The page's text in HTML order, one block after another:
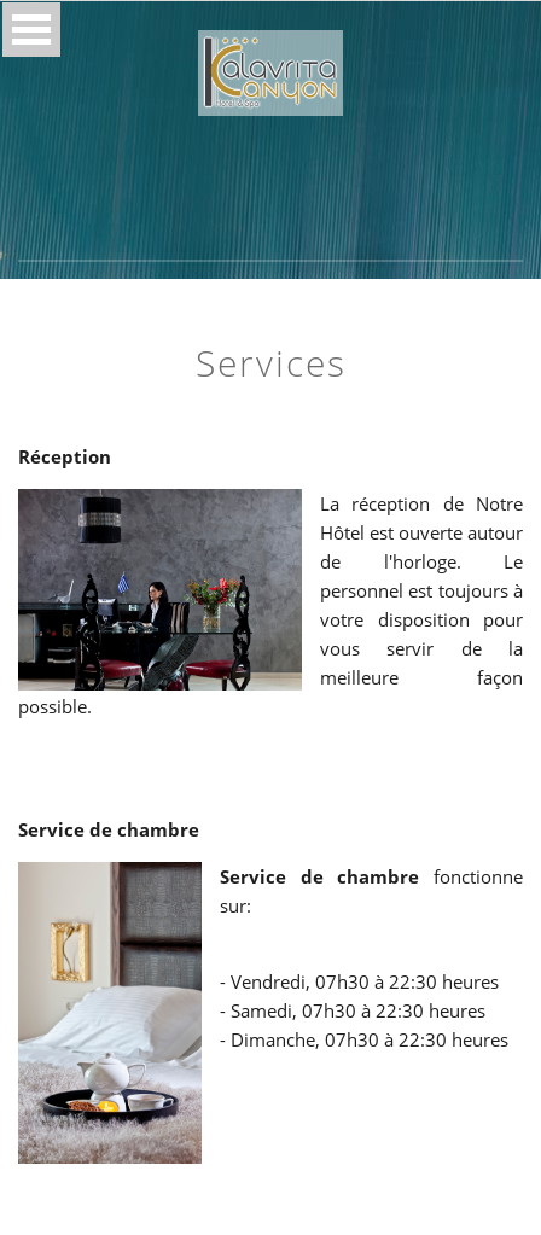
Services
Réception
La réception de Notre
Hôtel est ouverte autour
de l'horloge. Le
personnel est toujours à
votre disposition pour
vous servir de la
meilleure façon
possible.
Service de chambre
Service de chambre fonctionne
sur:
- Vendredi, 07h30 à 22:30 heures
- Samedi, 07h30 à 22:30 heures
- Dimanche, 07h30 à 22:30 heures